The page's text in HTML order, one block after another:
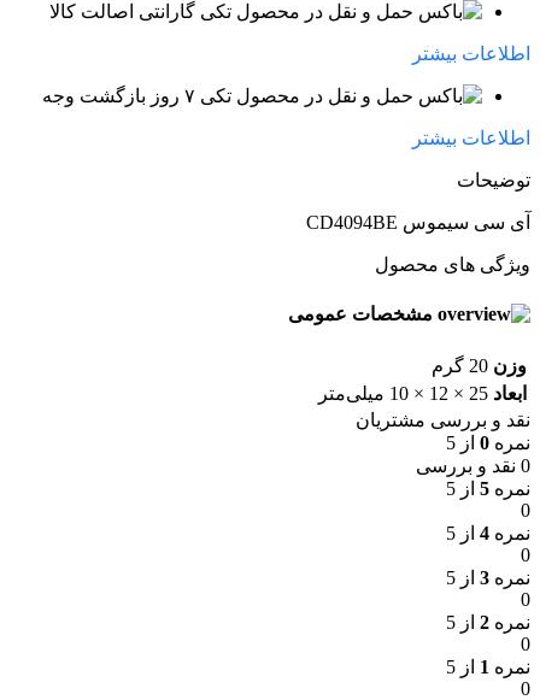
گارانتی اصالت کالا
اطلاعات بیشتر
۷ روز بازگشت وجه
اطلاعات بیشتر
توضیحات
آی سی سیموس CD4094BE
ویژگی های محصول
مشخصات عمومی
وزن 20 گرم
ابعاد 25 × 12 × 10 میلی‌متر
نقد و بررسی مشتریان
نمره 0 از 5
0 نقد و بررسی
نمره 5 از 5
0
نمره 4 از 5
0
نمره 3 از 5
0
نمره 2 از 5
0
نمره 1 از 5
0